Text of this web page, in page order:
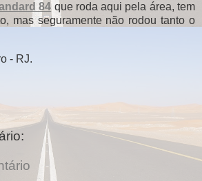
84que roda aqui pela área, tem
mas seguramente não rodou tanto o
- RJ.